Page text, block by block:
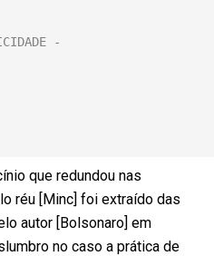
que redundou nas
réu [Minc] foi extraído das
autor [Bolsonaro] em
no caso a prática de